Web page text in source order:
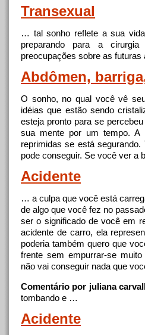
Transexual
… tal sonho reflete a sua
preparando para a cirurgia
preocupações sobre as futuras
Abdômen,
O sonho, no qual você vê
idéias que estão sendo
esteja pronto para se
sua mente por um tempo. A
reprimidas se está
pode conseguir. Se você ver a
Acidente
… a culpa que você está
de algo que você fez no
ser o significado de você em
acidente de carro, ela
poderia também quero que
frente sem empurrar-se
não vai conseguir nada que
Comentário por juliana
tombando e …
Acidente